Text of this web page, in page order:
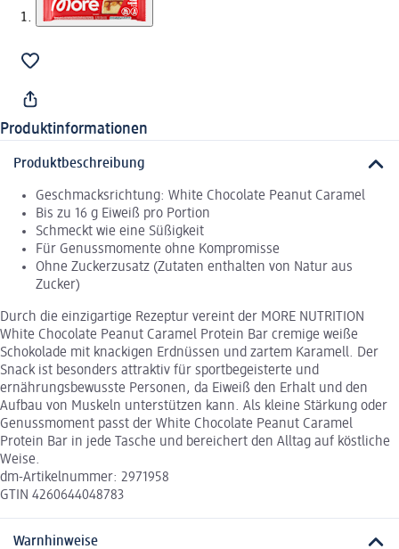
Produktinformationen
Produktbeschreibung
Geschmacksrichtung: White Chocolate Peanut Caramel
Bis zu 16 g Eiweiß pro Portion
Schmeckt wie eine Süßigkeit
Für Genussmomente ohne Kompromisse
Ohne Zuckerzusatz (Zutaten enthalten von Natur aus
Zucker)
Durch die einzigartige Rezeptur vereint der MORE NUTRITION
White Chocolate Peanut Caramel Protein Bar cremige weiße
Schokolade mit knackigen Erdnüssen und zartem Karamell. Der
Snack ist besonders attraktiv für sportbegeisterte und
ernährungsbewusste Personen, da Eiweiß den Erhalt und den
Aufbau von Muskeln unterstützen kann. Als kleine Stärkung oder
Genussmoment passt der White Chocolate Peanut Caramel
Protein Bar in jede Tasche und bereichert den Alltag auf köstliche
Weise.
dm-Artikelnummer: 2971958
GTIN 4260644048783
Warnhinweise